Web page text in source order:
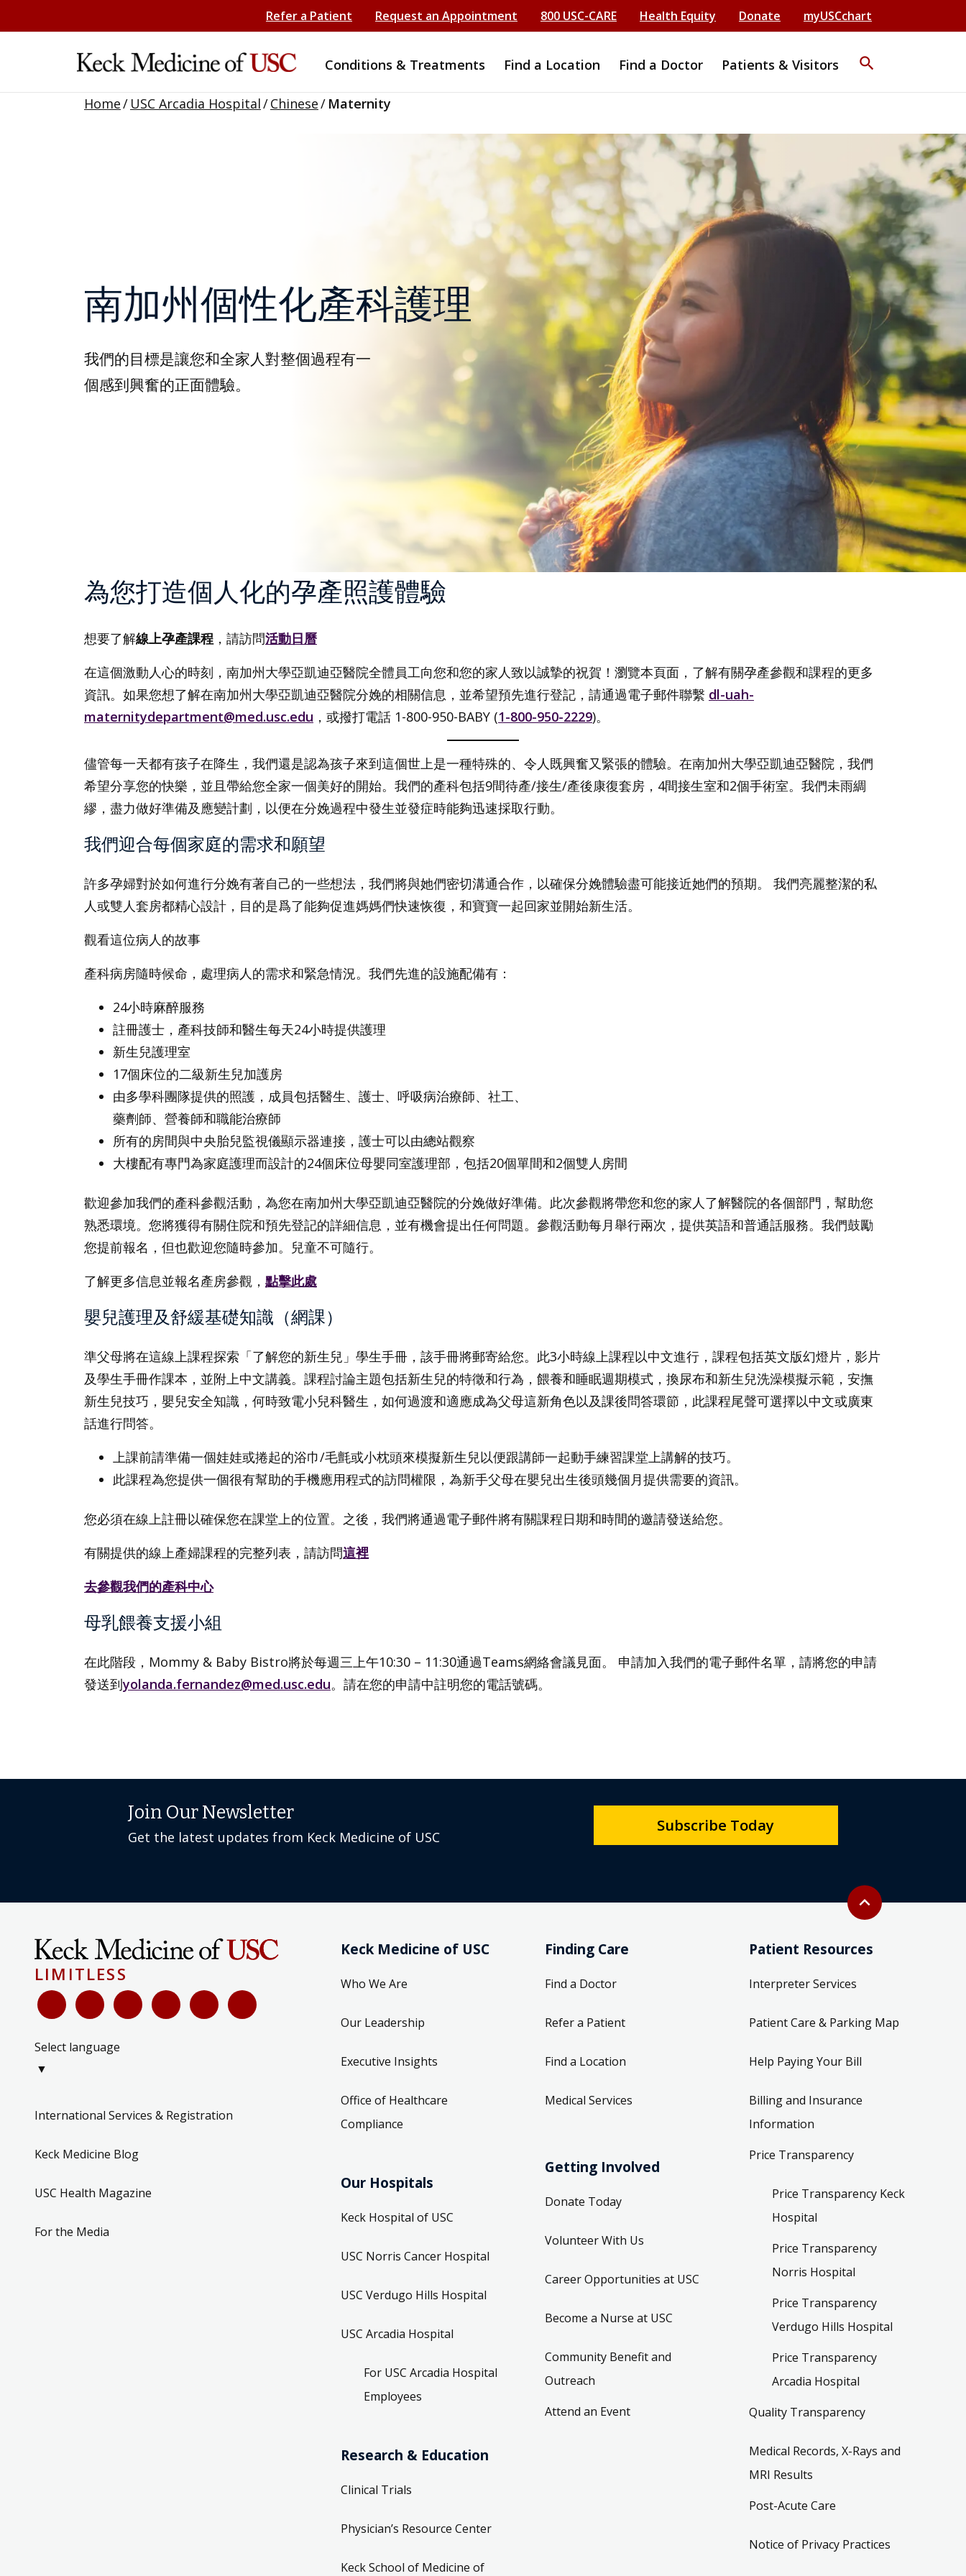
Refer a Patient Request an Appointment 800 USC-CARE Health Equity Donate myUSCchart
Conditions & Treatments Find a Location Find a Doctor Patients & Visitors search
Home/ USC Arcadia Hospital/Chinese/ Maternity
南加州個性化產科護理
我們的目標是讓您和全家人對整個過程有一
個感到興奮的正面體驗​。
為您打造個人化的孕產照護體驗
想要了解線上孕產課程 ，請訪問活動日曆
在這個激動人心的時刻，南加州大學亞凱迪亞醫院全體員工向您和您的家人致以誠摯的祝賀！瀏覽本頁面，了解有關孕產參觀和課程的更多
資訊。如果您想了解在南加州大學亞凱迪亞醫院分娩的相關信息，並希望預先進行登記，請通過電子郵件聯繫 dl-uah-
maternitydepartment@med.usc.edu ，或撥打電話 1-800-950-BABY (1-800-950-2229)。
儘管每一天都有孩子在降生，我們還是認為孩子來到這個世上是一種特殊的、令人既興奮又緊張的體驗。在南加州大學亞凱迪亞醫院，我們
希望分享您的快樂，並且帶給您全家一個美好的開始。我們的產科包括9間待產/接生/產後康復套房，4間接生室和2個手術室。我們未雨綢
繆，盡力做好準備及應變計劃，以便在分娩過程中發生並發症時能夠迅速採取行動。
我們迎合每個家庭的需求和願望
許多孕婦對於如何進行分娩有著自己的一些想法，我們將與她們密切溝通合作，以確保分娩體驗盡可能接近她們的預期。 我們亮麗整潔的私
人或雙人套房都精心設計，目的是爲了能夠促進媽媽們快速恢復，和寶寶一起回家並開始新生活。
觀看這位病人的故事
產科病房隨時候命，處理病人的需求和緊急情況。我們先進的設施配備有：
24小時麻醉服務
註冊護士，產科技師和醫生每天24小時提供護理
新生兒護理室
17個床位的二級新生兒加護房
由多學科團隊提供的照護，成員包括醫生、護士、呼吸病治療師、社工、
藥劑師、營養師和職能治療師
所有的房間與中央胎兒監視儀顯示器連接，護士可以由總站觀察
大樓配有專門為家庭護理而設計的24個床位母嬰同室護理部，包括20個單間和2個雙人房間
歡迎參加我們的產科參觀活動，為您在南加州大學亞凱迪亞醫院的分娩做好準備。此次參觀將帶您和您的家人了解醫院的各個部門，幫助您
熟悉環境。您將獲得有關住院和預先登記的詳細信息，並有機會提出任何問題。參觀活動每月舉行兩次，提供英語和普通話服務。我們鼓勵
您提前報名，但也歡迎您隨時參加。兒童不可隨行。
了解更多信息並報名產房參觀， 點擊此處
嬰兒護理及舒緩基礎知識（網課）
準父母將在這線上課程探索「了解您的新生兒」學生手冊，該手冊將郵寄給您。此3小時線上課程以中文進行，課程包括英文版幻燈片，影片
及學生手冊作課本，並附上中文講義。課程討論主題包括新生兒的特徵和行為，餵養和睡眠週期模式，換尿布和新生兒洗澡模擬示範，安撫
新生兒技巧，嬰兒安全知識，何時致電小兒科醫生，如何過渡和適應成為父母這新角色以及課後問答環節，此課程尾聲可選擇以中文或廣東
話進行問答。
上課前請準備一個娃娃或捲起的浴巾/毛氈或小枕頭來模擬新生兒以便跟講師一起動手練習課堂上講解的技巧。
此課程為您提供一個很有幫助的手機應用程式的訪問權限，為新手父母在嬰兒出生後頭幾個月提供需要的資訊。
您必須在線上註冊以確保您在課堂上的位置。之後，我們將通過電子郵件將有關課程日期和時間的邀請發送給您。
有關提供的線上產婦課程的完整列表，請訪問這裡
去參觀我們的產科中心
母乳餵養支援小組
在此階段，Mommy & Baby Bistro將於每週三上午10:30 – 11:30通過Teams網絡會議見面。 申請加入我們的電子郵件名單，請將您的申請
發送到yolanda.fernandez@med.usc.edu。請在您的申請中註明您的電話號碼。
Back to top
expand_less
Join Our Newsletter
Get the latest updates from Keck Medicine of USC
Subscribe Today
LIMITLESS
Select language
▼
International Services & Registration
Keck Medicine Blog
USC Health Magazine
For the Media
Keck Medicine of USC
Who We Are
Our Leadership
Executive Insights
Office of Healthcare
Compliance
Our Hospitals
Keck Hospital of USC
USC Norris Cancer Hospital
USC Verdugo Hills Hospital
USC Arcadia Hospital
For USC Arcadia Hospital
Employees
Research & Education
Clinical Trials
Physician’s Resource Center
Keck School of Medicine of
Finding Care
Find a Doctor
Refer a Patient
Find a Location
Medical Services
Getting Involved
Donate Today
Volunteer With Us
Career Opportunities at USC
Become a Nurse at USC
Community Benefit and
Outreach
Attend an Event
Patient Resources
Interpreter Services
Patient Care & Parking Map
Help Paying Your Bill
Billing and Insurance
Information
Price Transparency
Price Transparency Keck
Hospital
Price Transparency
Norris Hospital
Price Transparency
Verdugo Hills Hospital
Price Transparency
Arcadia Hospital
Quality Transparency
Medical Records, X-Rays and
MRI Results
Post-Acute Care
Notice of Privacy Practices